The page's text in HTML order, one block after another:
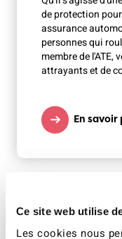
Ce site web utilise
Les cookies nous
de protection
assurance
personnes qui
membre de l'ATE,
attrayants et de
En savoir